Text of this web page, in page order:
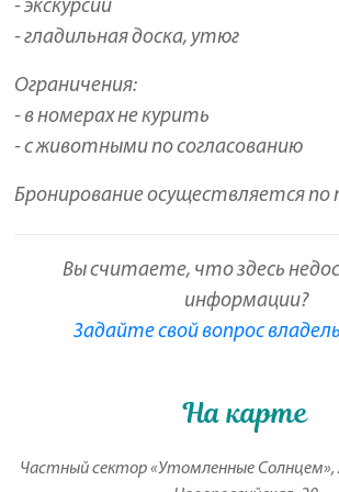
- экскурсии
- гладильная доска, утюг
Ограничения:
- в номерах не курить
- с животными по согласованию
Бронирование осуществляется по
Вы считаете, что здесь
информации?
Задайте свой вопрос
На карте
Частный сектор «Утомленные Солнцем»,